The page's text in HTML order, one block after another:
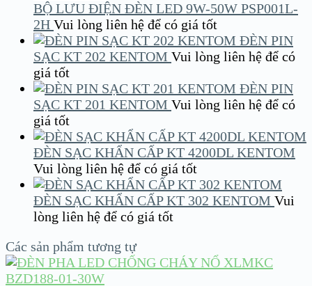
BỘ LƯU ĐIỆN ĐÈN LED 9W-50W PSP001L-
2H Vui lòng liên hệ để có giá tốt
ĐÈN PIN
SẠC KT 202 KENTOM Vui lòng liên hệ để có
giá tốt
ĐÈN PIN
SẠC KT 201 KENTOM Vui lòng liên hệ để có
giá tốt
ĐÈN SẠC KHẨN CẤP KT 4200DL KENTOM
Vui lòng liên hệ để có giá tốt
ĐÈN SẠC KHẨN CẤP KT 302 KENTOM Vui
lòng liên hệ để có giá tốt
Các sản phẩm tương tự